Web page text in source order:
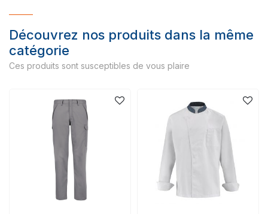
Découvrez nos produits dans la même
catégorie
Ces produits sont susceptibles de vous plaire